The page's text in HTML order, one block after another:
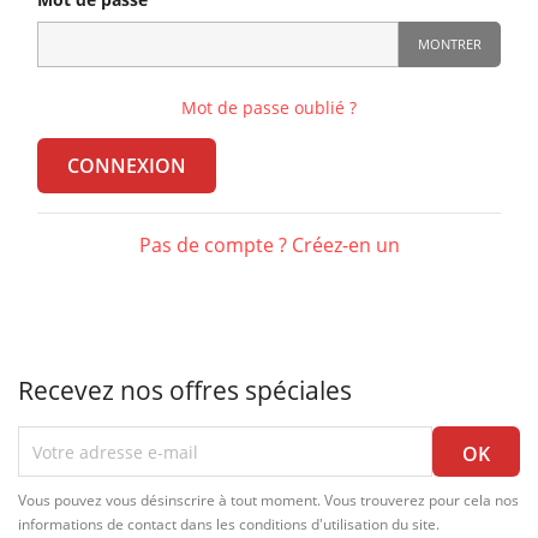
MONTRER
Mot de passe oublié ?
CONNEXION
Pas de compte ? Créez-en un
Recevez nos offres spéciales
Vous pouvez vous désinscrire à tout moment. Vous trouverez pour cela nos
informations de contact dans les conditions d'utilisation du site.